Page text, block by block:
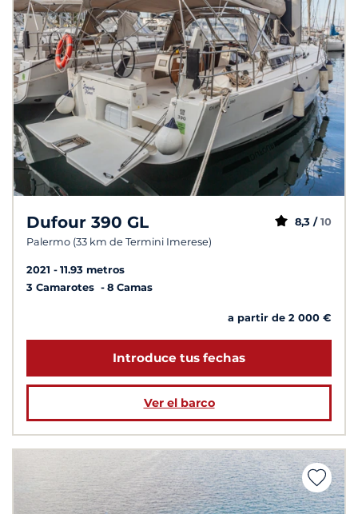
Dufour 390 GL
Palermo (33 km de Termini Imerese)
8,3 / 10
2021
11.93 metros
3 Camarotes
8 Camas
a partir de 2 000 €
Introduce tus fechas
Ver el barco